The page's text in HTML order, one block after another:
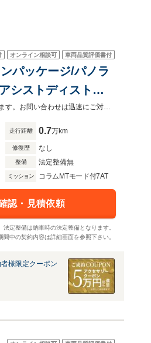
オンライン相談可 車両品質評価書付
パッケージ/パノラ
シストディストロ
ドライブレコーダメルセデス・ベンツ世田谷南では実質年率1.9％～ご案内可能！残価設定型ローンもございます。お問い合わせは迅速にご対応致します。
走行距離 0.7万km
修復歴 なし
整備 法定整備無
ミッション コラムMTモード付7AT
認・見積依頼
定整備は納車時の法定整備となります。
間中の契約内容は詳細画面を参照下さい。
様限定クーポン